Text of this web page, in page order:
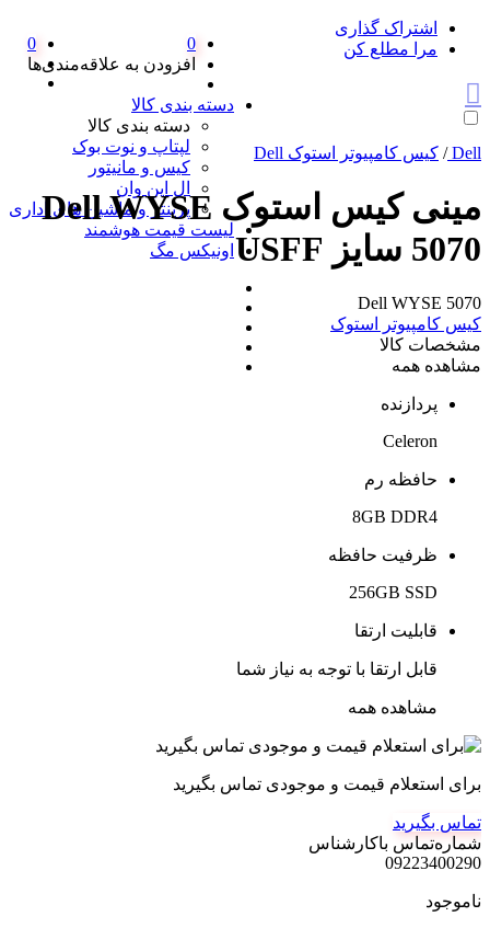
اشتراک گذاری
مرا مطلع کن
0
افزودن به علاقه‌مندی‌ها
0
دسته بندی کالا
دسته بندی کالا
لپتاپ و نوت بوک
کیس و مانیتور
ال این وان
پرینتر و ماشین های اداری
لیست قیمت هوشمند
اونیکس مگ
Dell
/ کیس کامپیوتر استوک Dell
مینی کیس استوک Dell WYSE
5070 سایز USFF
Dell WYSE 5070
کیس کامپیوتر استوک
مشخصات کالا
مشاهده همه
پردازنده
Celeron
حافظه رم
8GB DDR4
ظرفیت حافظه
256GB SSD
قابلیت ارتقا
قابل ارتقا با توجه به نیاز شما
مشاهده همه
برای استعلام قیمت و موجودی تماس بگیرید
تماس بگیرید
شماره‌تماس‌ با‌کارشناس
09223400290
ناموجود